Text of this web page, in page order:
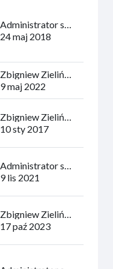
24 maj 2018
9 maj 2022
10 sty 2017
9 lis 2021
17 paź 2023